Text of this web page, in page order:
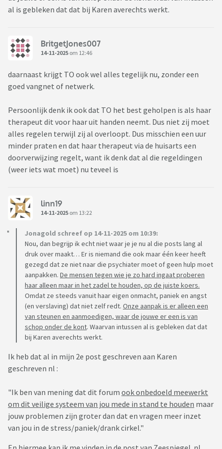
al is gebleken dat dat bij Karen averechts werkt.
BritgetJones007
14-11-2025 om 12:46
daarnaast krijgt TO ook wel alles tegelijk nu, zonder een
goed vangnet of netwerk.
Persoonlijk denk ik ook dat TO het best geholpen is als haar
therapeut dit voor haar uit handen neemt. Dus niet zij moet
alles regelen terwijl zij al overloopt. Dus misschien een uur
minder praten en dat haar therapeut via de huisarts een
doorverwijzing regelt, want ik denk dat al die regeldingen
(weer iets wat moet) nu teveel is
linn19
14-11-2025 om 13:22
Jonagold schreef op 14-11-2025 om 10:39:
Nou, dan begrijp ik echt niet waar je je nu al die posts lang al
druk over maakt… Er is niemand die ook maar één keer heeft
gezegd dat ze niet naar die psychiater moet of geen hulp moet
aanpakken. De mensen tegen wie je zo hard ingaat proberen
haar alleen maar in het zadel te houden, op de juiste koers.
Omdat ze steeds vanuit haar eigen onmacht, paniek en angst
(en verslaving) dat niet zelf redt. Onze aanpak is er alleen een
van steunen en aanmoedigen, waar de jouwe er een is van
schop onder de kont. Waarvan intussen al is gebleken dat dat
bij Karen averechts werkt.
Ik heb dat al in mijn 2e post geschreven aan Karen
geschreven nl :
"Ik ben van mening dat dit forum ook onbedoeld meewerkt
om dit veilige systeem van jou mede in stand te houden maar
jouw problemen zijn groter dan dat en vragen meer inzet
van jou in de stress/paniek/drank cirkel."